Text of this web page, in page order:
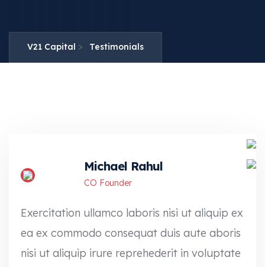
V21 Capital > Testimonials
Michael Rahul
CO Founder
Exercitation ullamco laboris nisi ut aliquip ex
ea ex commodo consequat duis aute aboris
nisi ut aliquip irure reprehederit in voluptate